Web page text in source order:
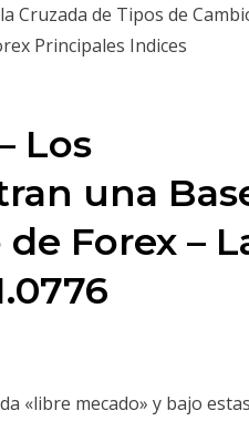
Cruzada de Tipos de
Principales Indices
Los
una
Forex –
«libre mecado» y bajo estas